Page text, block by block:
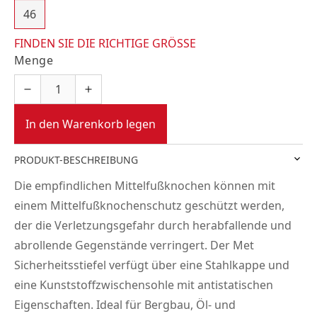
46
FINDEN SIE DIE RICHTIGE GRÖSSE
Menge
In den Warenkorb legen
PRODUKT-BESCHREIBUNG
Die empfindlichen Mittelfußknochen können mit
einem Mittelfußknochenschutz geschützt werden,
der die Verletzungsgefahr durch herabfallende und
abrollende Gegenstände verringert. Der Met
Sicherheitsstiefel verfügt über eine Stahlkappe und
eine Kunststoffzwischensohle mit antistatischen
Eigenschaften. Ideal für Bergbau, Öl- und